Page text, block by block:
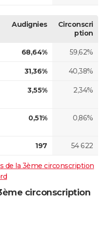
Audignies
Circonscri
ption
68,64% 59,62%
31,36% 40,38%
3,55% 2,34%
0,51% 0,86%
197 54 622
de la 3ème circonscription
circonscription